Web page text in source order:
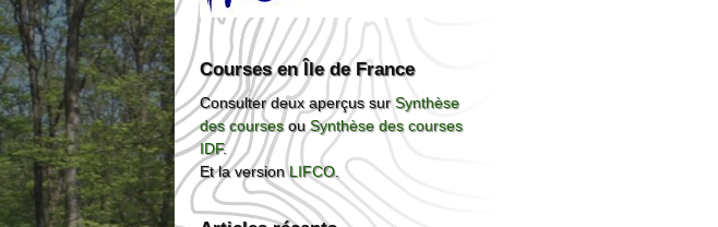
Courses en Île de France
Consulter deux aperçus surSynthèse
des coursesouSynthèse des courses
IDF.
Et la versionLIFCO.